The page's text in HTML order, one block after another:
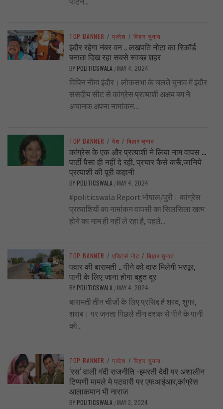
TOP BANNER / प्रदेश / बिहार चुनाव
इंदौर रहेगा नंबर वन .. लखपति नोटा का रिकॉर्ड
बनाता दिख रहा सबसे स्वच्छ शहर
BY POLITICSWALA / MAY 4, 2024
विपिन नीमा इंदौर। लोकसभा के चलते चुनाव में इंदौर
संसदीय सीट से कांग्रेस प्रत्याशी अक्षय बम ने
अचानक अपना नामांकन...
TOP BANNER / देश / बिहार चुनाव
कांग्रेस के एक और प्रत्याशी ने लिया नाम वापस …
पार्टी पैसा ही नहीं दे रही, प्रचार कैसे करूँ,जानिये
प्रत्याशी की पूरी कहानी
BY POLITICSWALA / MAY 4, 2024
#politicswala Report भोपाल/पुरी। कांग्रेस
प्रत्याशियों का नामांकन वापसी का सिलसिला खत्म
होने का नाम ही नहीं ले रहा है, पहले...
TOP BANNER / एडिटर्स नोट / बिहार चुनाव
पवार की बारामती .. पीने को दारु मिलेगी भरपूर,
पानी के लिए जाना होगा बहुत दूर
BY POLITICSWALA / MAY 4, 2024
बारामती तीन चीज़ों के लिए प्रसिद्द है शरद, शुगर,
शराब। पर जनता पिछले तीन दशक से पीने के पानी
को...
TOP BANNER / प्रदेश / बिहार चुनाव
‘रस’ वाली गंदी राजनीति -इमरती देवी पर अशालीन
टिप्पणी मामले मे पटवारी पर एफआईआर,कांग्रेस
आलाकमान भी नाराज
BY POLITICSWALA / MAY 3, 2024